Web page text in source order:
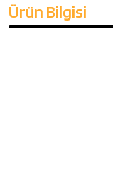
Ürün Bilgisi